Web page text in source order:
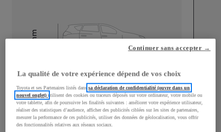
Longueur
4 753mm
mm
La qualité de votre expérience dépend de vos choix
Toyota et ses Partenaires listés danssa déclaration de confidentialité (ouvre dans un
nouvel onglet)utilisent des cookies ou traceurs déposés sur votre ordinateur, votre mobile ou
votre tablette, afin de poursuivre les finalités suivantes : améliorer votre expérience utilisateur,
réaliser des statistiques d’audience, afficher des publicités ciblées sur les sites de partenaires,
mesurer la performance de ces publicités, utiliser des données de géolocalisation, vous offrir
des fonctionnalités relatives aux réseaux sociaux.
Continuer sans accepter →